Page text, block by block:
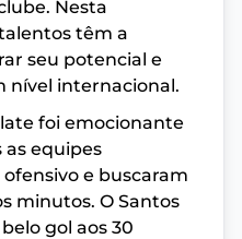
Nesta
têm a
seu potencial e
nível internacional.
foi emocionante
as equipes
e buscaram
minutos. O Santos
gol aos 30